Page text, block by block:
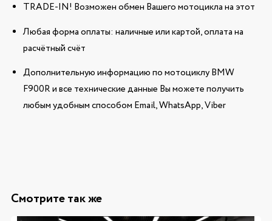
TRADE-IN! Возможен обмен Вашего мотоцикла на этот
Любая форма оплаты: наличные или картой, оплата на
расчётный счёт
Дополнительную информацию по мотоциклу BMW
F900R и все технические данные Вы можете получить
любым удобным способом Email, WhatsApp, Viber
Смотрите так же